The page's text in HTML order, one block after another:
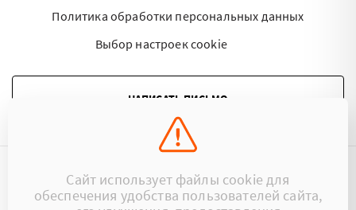
Политика обработки персональных данных
Выбор настроек cookie
НАПИСАТЬ ПИСЬМО
©2015 - 2026 Kartoteka.by Все права защищены.
Сайт использует файлы cookie для
обеспечения удобства пользователей сайта,